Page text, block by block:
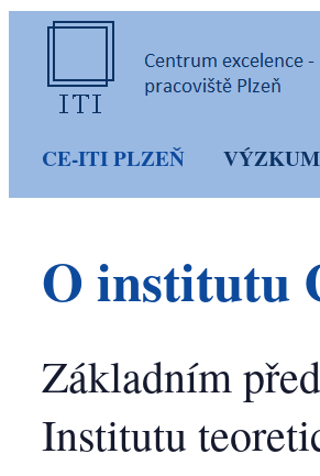
CE-ITI PLZEŇ VÝZKUM
O institutu
Základním
Institutu